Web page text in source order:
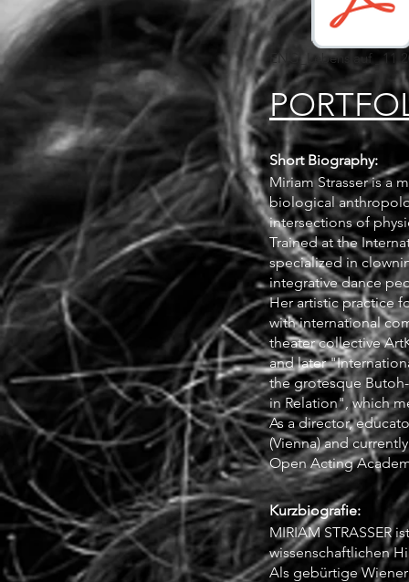
ENG_Lebenslauf
Short Biography:
Miriam Strasser is a
biological
intersections of
Trained at the
specialized in
integrative dance
Her artistic practice
with international
theater collective
and later
the grotesque
in Relation", which
As a director,
(Vienna) and
Open Acting
Kurzbiografie:
MIRIAM
wissenschaftlichen
Als gebürtige